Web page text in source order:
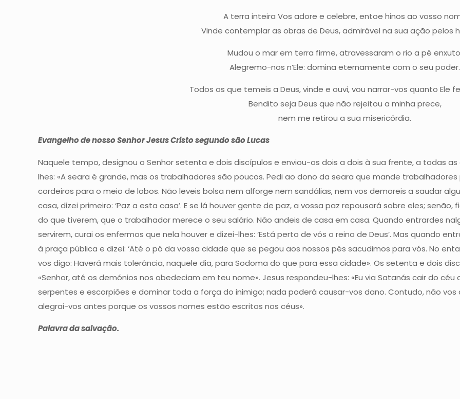
A terra inteira Vos adore e celebre, entoe hinos ao vosso
Vinde contemplar as obras de Deus, admirável na sua ação pelos
Mudou o mar em terra firme, atravessaram o rio a pé
Alegremo-nos n’Ele: domina eternamente com o seu poder.
Todos os que temeis a Deus, vinde e ouvi, vou narrar-vos quanto Ele
Bendito seja Deus que não rejeitou a minha prece,
nem me retirou a sua misericórdia.
Evangelho de nosso Senhor Jesus Cristo segundo são Lucas
Naquele tempo, designou o Senhor setenta e dois discípulos e enviou-os dois a dois à sua frente, a todas as
lhes: «A seara é grande, mas os trabalhadores são poucos. Pedi ao dono da seara que mande trabalhadores
cordeiros para o meio de lobos. Não leveis bolsa nem alforge nem sandálias, nem vos demoreis a saudar
casa, dizei primeiro: ‘Paz a esta casa’. E se lá houver gente de paz, a vossa paz repousará sobre eles;
do que tiverem, que o trabalhador merece o seu salário. Não andeis de casa em casa. Quando entrardes
servirem, curai os enfermos que nela houver e dizei-lhes: ‘Está perto de vós o reino de Deus’. Mas quando
à praça pública e dizei: ‘Até o pó da vossa cidade que se pegou aos nossos pés sacudimos para vós. No
vos digo: Haverá mais tolerância, naquele dia, para Sodoma do que para essa cidade». Os setenta e dois
«Senhor, até os demónios nos obedeciam em teu nome». Jesus respondeu-lhes: «Eu via Satanás cair do
serpentes e escorpiões e dominar toda a força do inimigo; nada poderá causar-vos dano. Contudo, não
alegrai-vos antes porque os vossos nomes estão escritos nos céus».
Palavra da salvação.